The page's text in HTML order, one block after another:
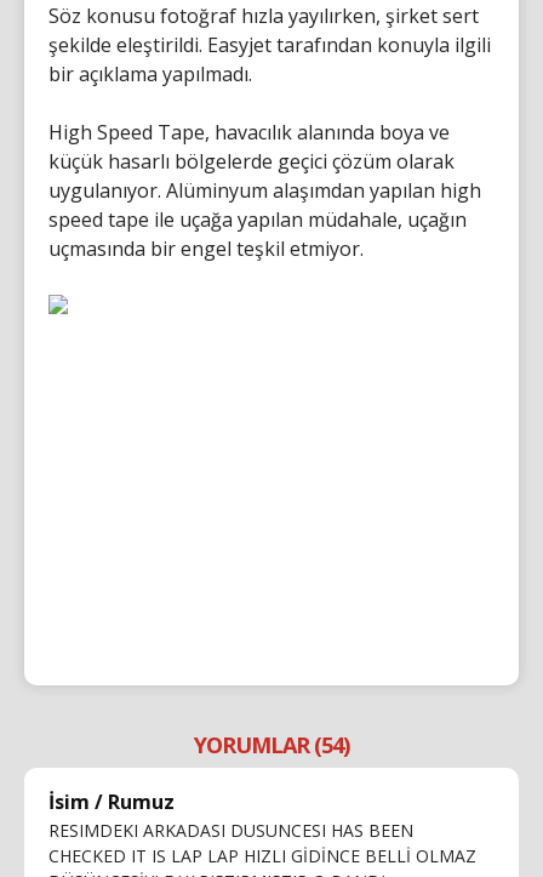
Söz konusu fotoğraf hızla yayılırken, şirket sert
şekilde eleştirildi. Easyjet tarafından konuyla ilgili
bir açıklama yapılmadı.
High Speed Tape, havacılık alanında boya ve
küçük hasarlı bölgelerde geçici çözüm olarak
uygulanıyor. Alüminyum alaşımdan yapılan high
speed tape ile uçağa yapılan müdahale, uçağın
uçmasında bir engel teşkil etmiyor.
YORUMLAR (54)
İsim / Rumuz
RESIMDEKI ARKADASI DUSUNCESI HAS BEEN
CHECKED IT IS LAP LAP HIZLI GİDİNCE BELLİ OLMAZ